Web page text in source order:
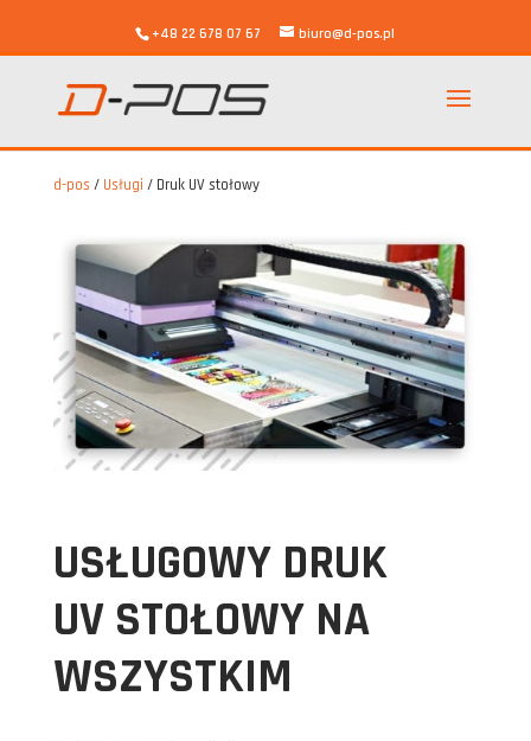
+48 22 678 07 67 biuro@d-pos.pl
d-pos / Usługi / Druk UV stołowy
USŁUGOWY DRUK
UV STOŁOWY NA
WSZYSTKIM